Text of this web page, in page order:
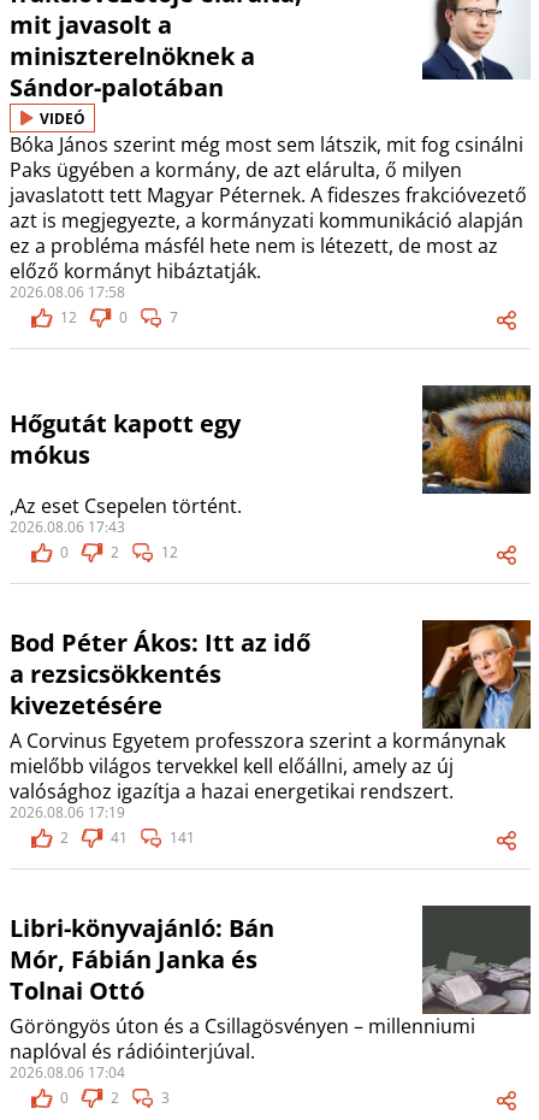
mit javasolt a
miniszterelnöknek a
Sándor-palotában
VIDEÓ
Bóka János szerint még most sem látszik, mit fog csinálni
Paks ügyében a kormány, de azt elárulta, ő milyen
javaslatott tett Magyar Péternek. A fideszes frakcióvezető
azt is megjegyezte, a kormányzati kommunikáció alapján
ez a probléma másfél hete nem is létezett, de most az
előző kormányt hibáztatják.
2026.08.06 17:58
12
0 7
Hőgutát kapott egy
mókus
,Az eset Csepelen történt.
2026.08.06 17:43
0
2 12
Bod Péter Ákos: Itt az idő
a rezsicsökkentés
kivezetésére
A Corvinus Egyetem professzora szerint a kormánynak
mielőbb világos tervekkel kell előállni, amely az új
valósághoz igazítja a hazai energetikai rendszert.
2026.08.06 17:19
2
41 141
Libri-könyvajánló: Bán
Mór, Fábián Janka és
Tolnai Ottó
Göröngyös úton és a Csillagösvényen – millenniumi
naplóval és rádióinterjúval.
2026.08.06 17:04
0
2 3